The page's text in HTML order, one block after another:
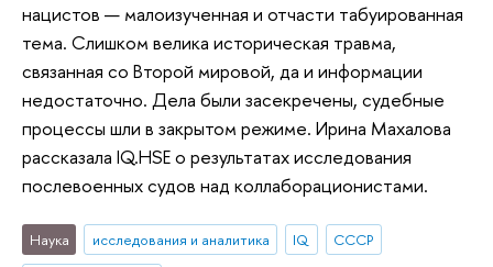
нацистов — малоизученная и отчасти табуированная
тема. Слишком велика историческая травма,
связанная со Второй мировой, да и информации
недостаточно. Дела были засекречены, судебные
процессы шли в закрытом режиме. Ирина Махалова
рассказала IQ.HSE о результатах исследования
послевоенных судов над коллаборационистами.
Наука исследования и аналитика IQ
СССР